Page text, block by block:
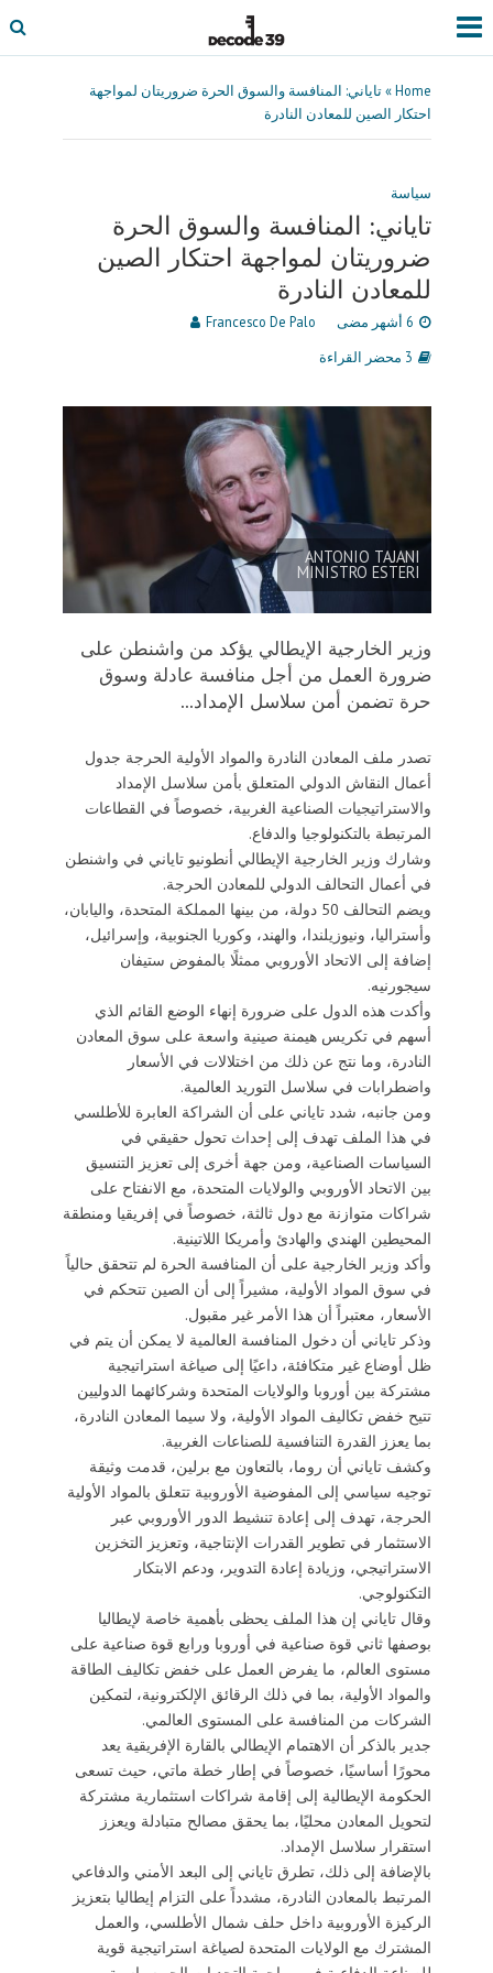
Home
»تاياني: المنافسة والسوق الحرة ضروريتان لمواجهة
احتكار الصين للمعادن النادرة
سياسة
تاياني: المنافسة والسوق الحرة
ضروريتان لمواجهة احتكار الصين
للمعادن النادرة
6 أشهر مضى
Francesco De Palo
3 محضر القراءة
ANTONIO TAJANI
MINISTRO ESTERI
وزير الخارجية الإيطالي يؤكد من واشنطن على
ضرورة العمل من أجل منافسة عادلة وسوق
حرة تضمن أمن سلاسل الإمداد...
تصدر ملف المعادن النادرة والمواد الأولية الحرجة جدول
أعمال النقاش الدولي المتعلق بأمن سلاسل الإمداد
والاستراتيجيات الصناعية الغربية، خصوصاً في القطاعات
المرتبطة بالتكنولوجيا والدفاع.
وشارك وزير الخارجية الإيطالي أنطونيو تاياني في واشنطن
في أعمال التحالف الدولي للمعادن الحرجة.
ويضم التحالف 50 دولة، من بينها المملكة المتحدة، واليابان،
وأستراليا، ونيوزيلندا، والهند، وكوريا الجنوبية، وإسرائيل،
إضافة إلى الاتحاد الأوروبي ممثلًا بالمفوض ستيفان
سيجورنيه.
وأكدت هذه الدول على ضرورة إنهاء الوضع القائم الذي
أسهم في تكريس هيمنة صينية واسعة على سوق المعادن
النادرة، وما نتج عن ذلك من اختلالات في الأسعار
واضطرابات في سلاسل التوريد العالمية.
ومن جانبه، شدد تاياني على أن الشراكة العابرة للأطلسي
في هذا الملف تهدف إلى إحداث تحول حقيقي في
السياسات الصناعية، ومن جهة أخرى إلى تعزيز التنسيق
بين الاتحاد الأوروبي والولايات المتحدة، مع الانفتاح على
شراكات متوازنة مع دول ثالثة، خصوصاً في إفريقيا ومنطقة
المحيطين الهندي والهادئ وأمريكا اللاتينية.
وأكد وزير الخارجية على أن المنافسة الحرة لم تتحقق حالياً
في سوق المواد الأولية، مشيراً إلى أن الصين تتحكم في
الأسعار، معتبراً أن هذا الأمر غير مقبول.
وذكر تاياني أن دخول المنافسة العالمية لا يمكن أن يتم في
ظل أوضاع غير متكافئة، داعيًا إلى صياغة استراتيجية
مشتركة بين أوروبا والولايات المتحدة وشركائهما الدوليين
تتيح خفض تكاليف المواد الأولية، ولا سيما المعادن النادرة،
بما يعزز القدرة التنافسية للصناعات الغربية.
وكشف تاياني أن روما، بالتعاون مع برلين، قدمت وثيقة
توجيه سياسي إلى المفوضية الأوروبية تتعلق بالمواد الأولية
الحرجة، تهدف إلى إعادة تنشيط الدور الأوروبي عبر
الاستثمار في تطوير القدرات الإنتاجية، وتعزيز التخزين
الاستراتيجي، وزيادة إعادة التدوير، ودعم الابتكار
التكنولوجي.
وقال تاياني إن هذا الملف يحظى بأهمية خاصة لإيطاليا
بوصفها ثاني قوة صناعية في أوروبا ورابع قوة صناعية على
مستوى العالم، ما يفرض العمل على خفض تكاليف الطاقة
والمواد الأولية، بما في ذلك الرقائق الإلكترونية، لتمكين
الشركات من المنافسة على المستوى العالمي.
جدير بالذكر أن الاهتمام الإيطالي بالقارة الإفريقية يعد
محورًا أساسيًا، خصوصاً في إطار خطة ماتي، حيث تسعى
الحكومة الإيطالية إلى إقامة شراكات استثمارية مشتركة
لتحويل المعادن محليًا، بما يحقق مصالح متبادلة ويعزز
استقرار سلاسل الإمداد.
بالإضافة إلى ذلك، تطرق تاياني إلى البعد الأمني والدفاعي
المرتبط بالمعادن النادرة، مشدداً على التزام إيطاليا بتعزيز
الركيزة الأوروبية داخل حلف شمال الأطلسي، والعمل
المشترك مع الولايات المتحدة لصياغة استراتيجية قوية